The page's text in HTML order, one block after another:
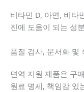
비타민 D, 아연, 비타
진에 도움이 되는 성
품질 검사, 문서화 및
면역 지원 제품은 구
원료 명세, 책임감 있